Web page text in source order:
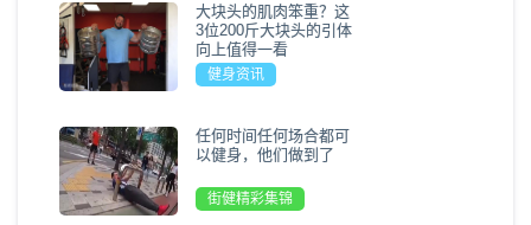
大块头的肌肉笨重？这
3位200斤大块头的引体
向上值得一看
健身资讯
任何时间任何场合都可
以健身，他们做到了
街健精彩集锦